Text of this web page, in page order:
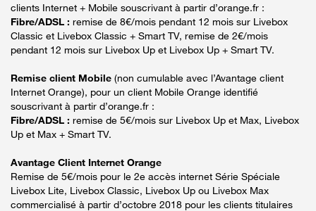
clients Internet + Mobile souscrivant à partir d’orange.fr :
Fibre/ADSL : remise de 8€/mois pendant 12 mois sur Livebox
Classic et Livebox Classic + Smart TV, remise de 2€/mois
pendant 12 mois sur Livebox Up et Livebox Up + Smart TV.
Remise client Mobile (non cumulable avec l’Avantage client
Internet Orange), pour un client Mobile Orange identifié
souscrivant à partir d’orange.fr :
Fibre/ADSL : remise de 5€/mois sur Livebox Up et Max, Livebox
Up et Max + Smart TV.
Avantage Client Internet Orange
Remise de 5€/mois pour le 2e accès internet Série Spéciale
Livebox Lite, Livebox Classic, Livebox Up ou Livebox Max
commercialisé à partir d’octobre 2018 pour les clients titulaires